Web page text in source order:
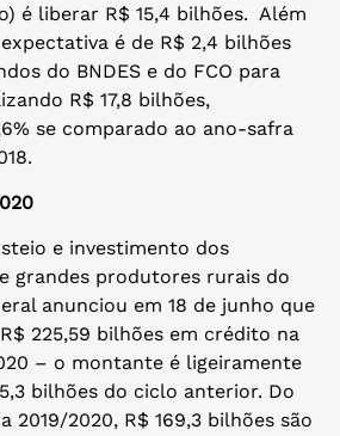
é liberar R$ 15,4 bilhões. Além
é de R$ 2,4 bilhões
do BNDES e do FCO para
R$ 17,8 bilhões,
se comparado ao ano-safra
e investimento dos
grandes produtores rurais do
anunciou em 18 de junho que
225,59 bilhões em crédito na
– o montante é ligeiramente
bilhões do ciclo anterior. Do
2019/2020, R$ 169,3 bilhões são